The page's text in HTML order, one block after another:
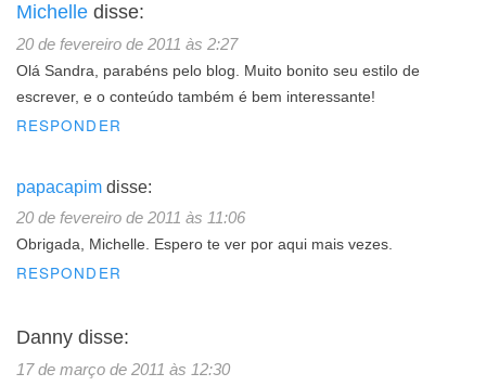
Michelle disse:
20 de fevereiro de 2011 às 2:27
Olá Sandra, parabéns pelo blog. Muito bonito seu estilo de
escrever, e o conteúdo também é bem interessante!
RESPONDER
papacapim disse:
20 de fevereiro de 2011 às 11:06
Obrigada, Michelle. Espero te ver por aqui mais vezes.
RESPONDER
Danny disse:
17 de março de 2011 às 12:30